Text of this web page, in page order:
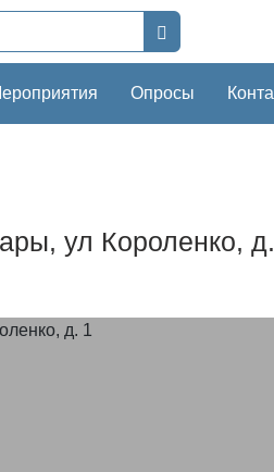
Опросы
ул Короленко,